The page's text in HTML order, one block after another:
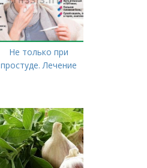
Не только при
простуде. Лечение